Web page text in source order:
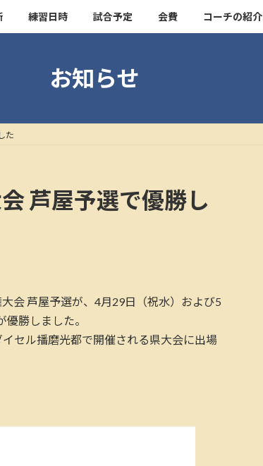
練習日時 試合予定 会費 コーチの紹介
お知らせ
た
芦屋予選で優勝し
会 芦屋予選が、4月29日（祝水）および5
勝しました。
セル播磨光都で開催される県大会に出場